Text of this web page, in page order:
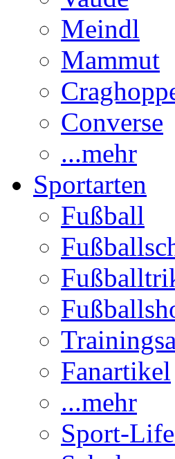
Meindl
Mammut
Converse
...mehr
Sportarten
Fußball
Fanartikel
...mehr
Sport-